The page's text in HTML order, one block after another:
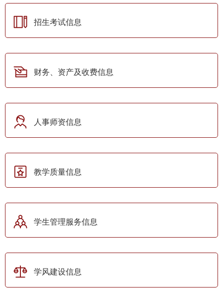
招生考试信息
财务、资产及收费信息
人事师资信息
教学质量信息
学生管理服务信息
学风建设信息